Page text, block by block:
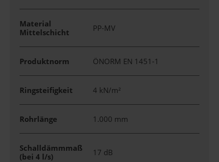
Material
Mittelschicht
PP-MV
Produktnorm ÖNORM EN 1451-1
Ringsteifigkeit 4 kN/m²
Rohrlänge 1.000 mm
Schalldämmmaß
(bei 4 l/s)
17 dB